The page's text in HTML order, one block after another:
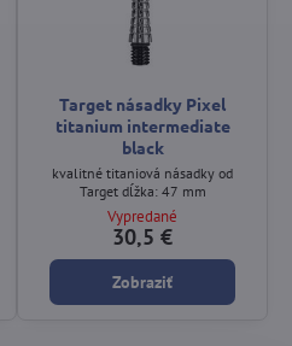
Target násadky Pixel
titanium intermediate
black
kvalitné titaniová násadky od
Target dĺžka: 47 mm
Vypredané
30,5 €
Zobraziť